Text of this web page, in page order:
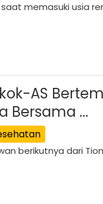
saat memasuki usia
AS
Bersama ...
berikutnya dari